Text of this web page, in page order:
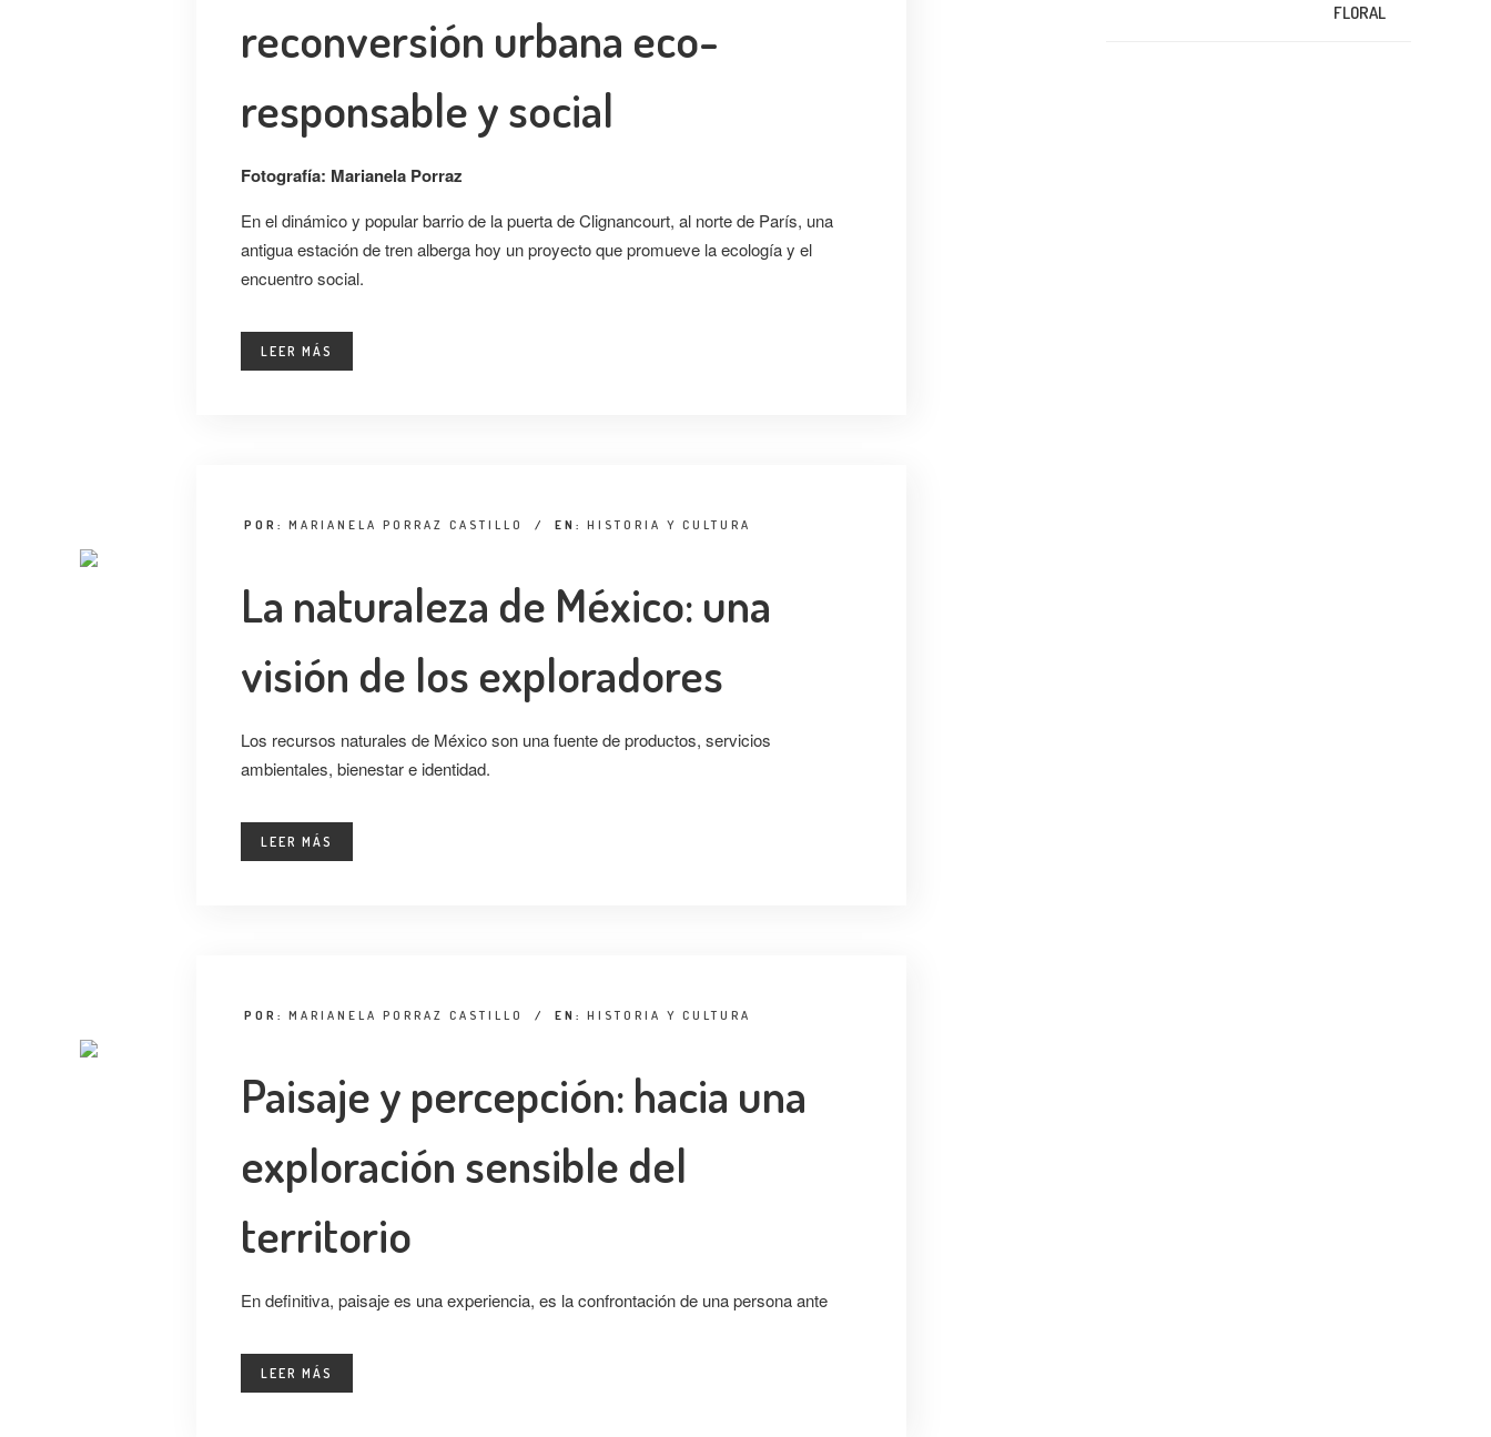
reconversión urbana eco-
responsable y social
Fotografía: Marianela Porraz
En el dinámico y popular barrio de la puerta de Clignancourt, al norte de París, una
antigua estación de tren alberga hoy un proyecto que promueve la ecología y el
encuentro social.
LEER MÁS
POR: MARIANELA PORRAZ CASTILLO / EN: HISTORIA Y CULTURA
La naturaleza de México: una
visión de los exploradores
Los recursos naturales de México son una fuente de productos, servicios
ambientales, bienestar e identidad.
LEER MÁS
POR: MARIANELA PORRAZ CASTILLO / EN: HISTORIA Y CULTURA
Paisaje y percepción: hacia una
exploración sensible del
territorio
En definitiva, paisaje es una experiencia, es la confrontación de una persona ante
LEER MÁS